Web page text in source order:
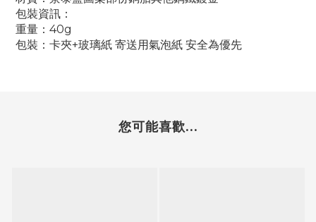
包裝資訊：
重量：40g
包裝：卡夾+玻璃紙 寄送用氣泡紙 安全為優先
您可能喜歡...